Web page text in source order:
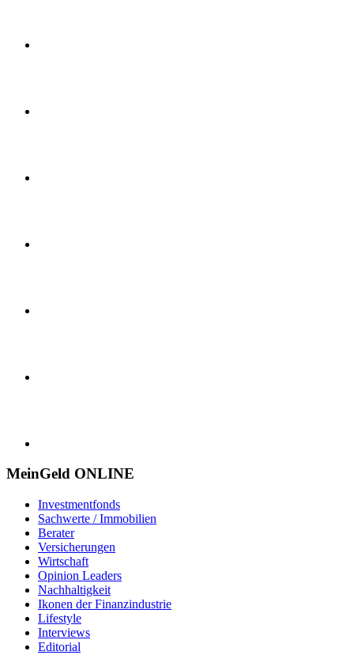
MeinGeld ONLINE
Investmentfonds
Sachwerte / Immobilien
Berater
Versicherungen
Wirtschaft
Opinion Leaders
Nachhaltigkeit
Ikonen der Finanzindustrie
Lifestyle
Interviews
Editorial